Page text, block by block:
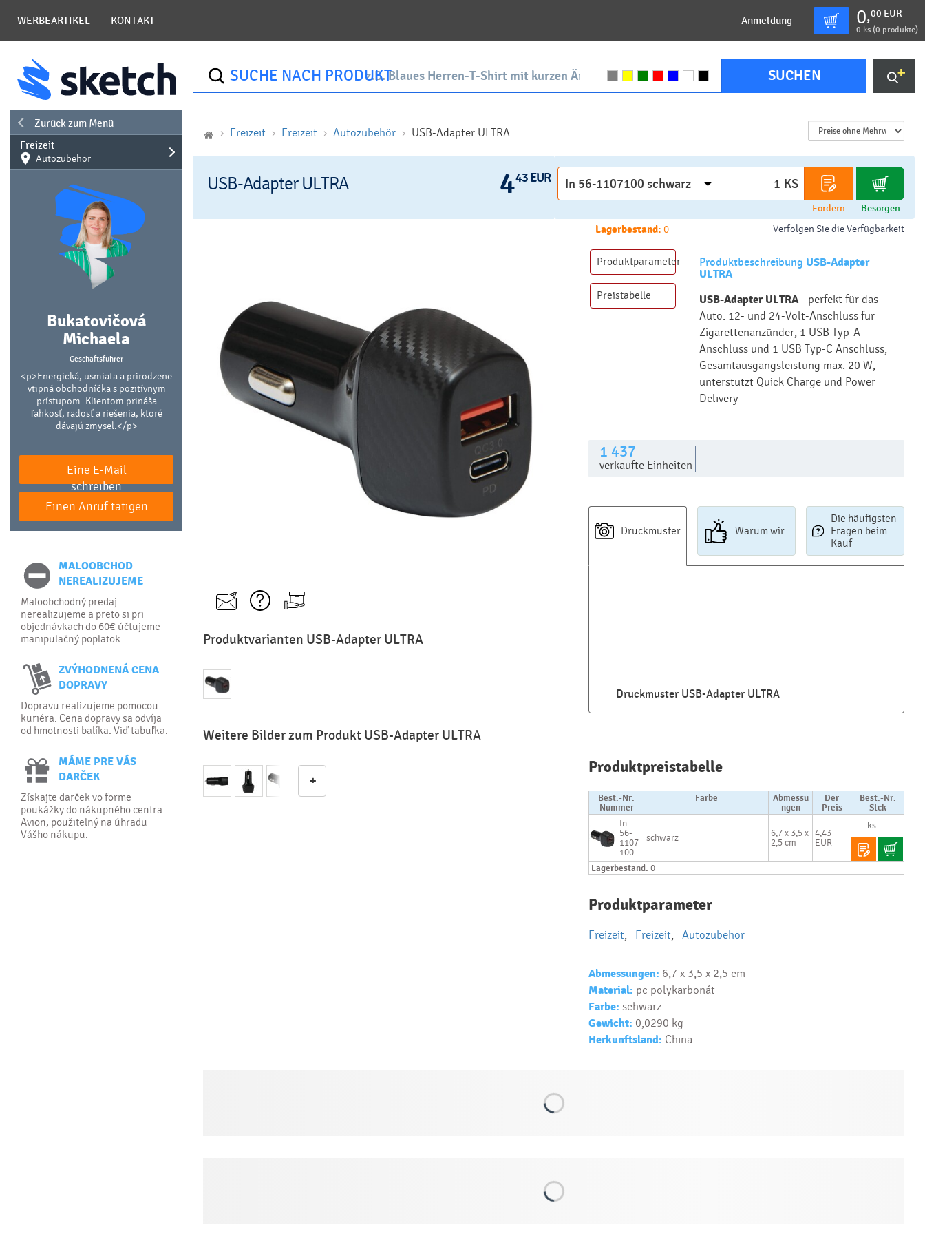
WERBEARTIKEL KONTAKT Anmeldung 0,00 EUR
0 ks (0 produkte)
SUCHE NACH PRODUKT SUCHEN
Zurück zum Menü
Freizeit
Autozubehör
Bukatovičová
Michaela
Geschäftsführer
<p>Energická, usmiata a prirodzene
vtipná obchodníčka s pozitívnym
prístupom. Klientom prináša
ľahkosť, radosť a riešenia, ktoré
dávajú zmysel.</p>
Eine E-Mail
schreiben
Einen Anruf tätigen
MALOOBCHOD
NEREALIZUJEME
Maloobchodný predaj
nerealizujeme a preto si pri
objednávkach do 60€ účtujeme
manipulačný poplatok.
ZVÝHODNENÁ CENA
DOPRAVY
Dopravu realizujeme pomocou
kuriéra. Cena dopravy sa odvíja
od hmotnosti balíka. Viď tabuľka.
MÁME PRE VÁS
DARČEK
Získajte darček vo forme
poukážky do nákupného centra
Avion, použitelný na úhradu
Vášho nákupu.
Freizeit Freizeit Autozubehör USB-Adapter ULTRA
USB-Adapter ULTRA 443 EUR KS
Fordern Besorgen
Produktvarianten USB-Adapter ULTRA
Weitere Bilder zum Produkt USB-Adapter ULTRA
+
Lagerbestand: 0 Verfolgen Sie die Verfügbarkeit
Produktbeschreibung USB-Adapter
ULTRA
USB-Adapter ULTRA- perfekt für das
Auto: 12- und 24-Volt-Anschluss für
Zigarettenanzünder, 1 USB Typ-A
Anschluss und 1 USB Typ-C Anschluss,
Gesamtausgangsleistung max. 20 W,
unterstützt Quick Charge und Power
Delivery
Produktparameter
Preistabelle
1 437
verkaufte Einheiten
Druckmuster
Druckmuster USB-Adapter ULTRA
Warum wir
Die häufigsten
Fragen beim
Kauf
nákupe
predmetov
Ako realizujete
premedy?
Ako si vybrať
predmet?
Produktpreistabelle
Best.-Nr.
Nummer
Farbe
Abmessu
ngen
Der
Preis
Best.-Nr.
Stck
In
56-
1107
100
schwarz
6,7 x 3,5 x
2,5 cm
4,43
EUR
Lagerbestand: 0
Produktparameter
Freizeit, Freizeit, Autozubehör
Abmessungen: 6,7 x 3,5 x 2,5 cm
Material: pc polykarbonát
Farbe: schwarz
Gewicht: 0,0290 kg
Herkunftsland: China